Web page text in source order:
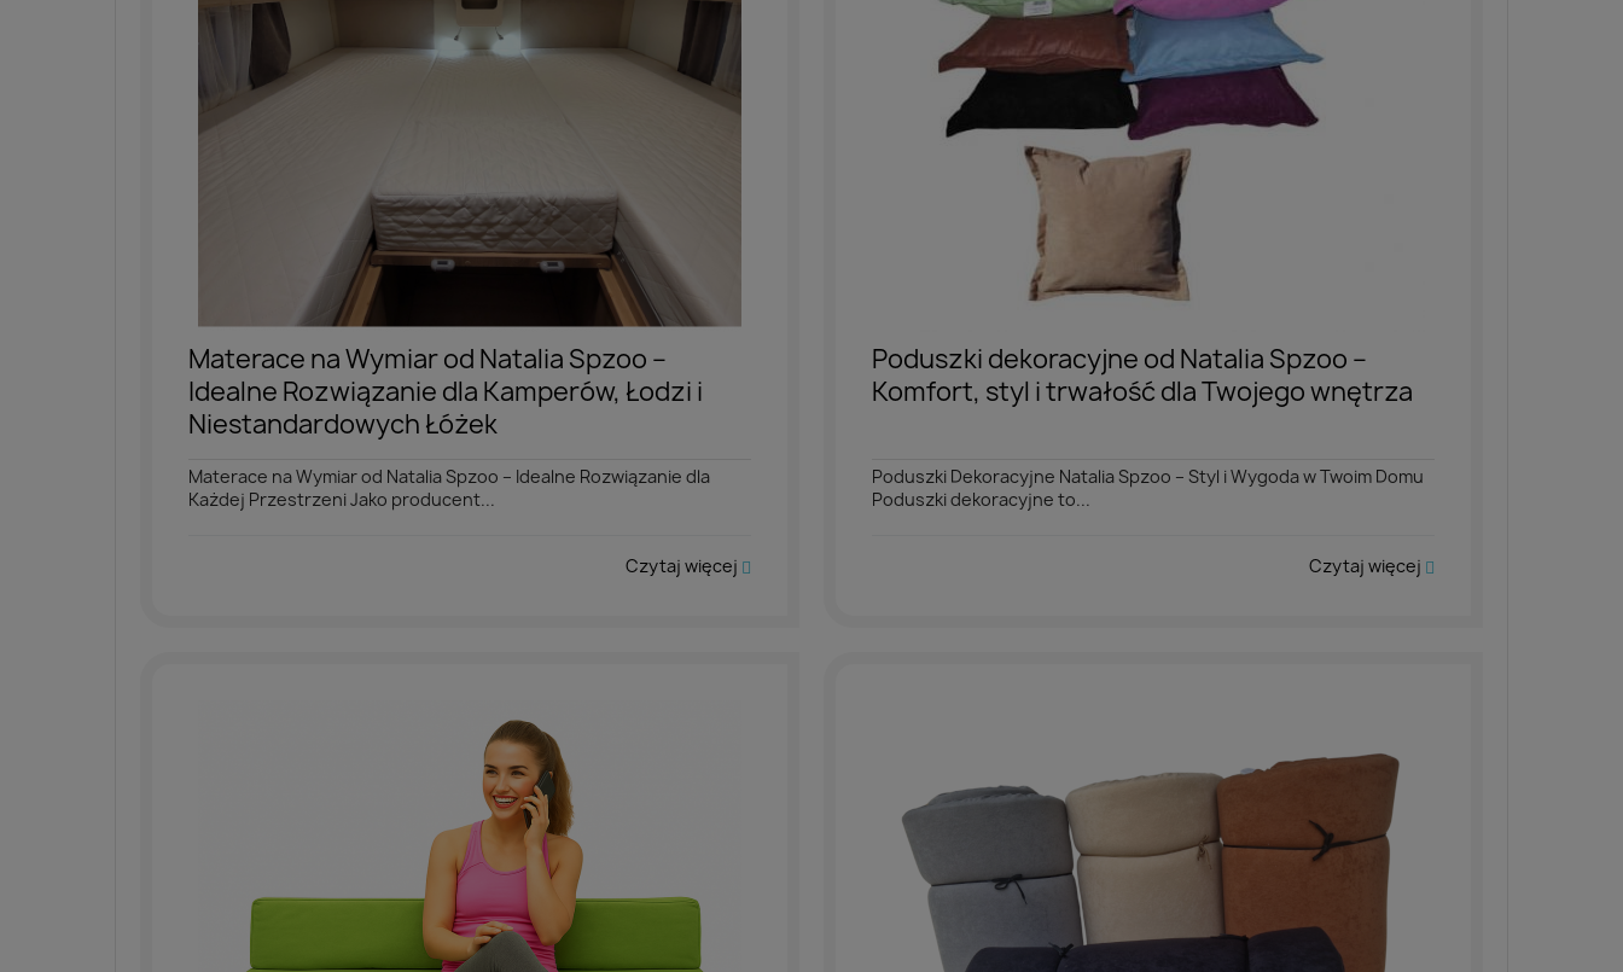
Materace na Wymiar od Natalia Spzoo –
Idealne Rozwiązanie dla Kamperów, Łodzi i
Niestandardowych Łóżek
Materace na Wymiar od Natalia Spzoo – Idealne Rozwiązanie dla
Każdej Przestrzeni Jako producent...
Czytaj więcej
Poduszki dekoracyjne od Natalia Spzoo –
Komfort, styl i trwałość dla Twojego wnętrza
Poduszki Dekoracyjne Natalia Spzoo – Styl i Wygoda w Twoim Domu
Poduszki dekoracyjne to...
Czytaj więcej